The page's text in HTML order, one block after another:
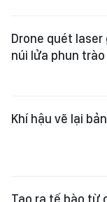
Drone quét laser
núi lửa phun trào
Khí hậu vẽ lại